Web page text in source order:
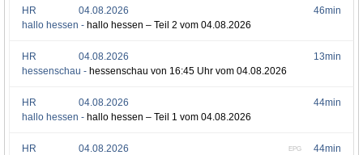
46min
HR
04.08.2026
hallo hessen - hallo hessen – Teil 2 vom 04.08.2026
13min
HR
04.08.2026
hessenschau - hessenschau von 16:45 Uhr vom 04.08.2026
44min
HR
04.08.2026
hallo hessen - hallo hessen – Teil 1 vom 04.08.2026
44min
EPG
HR
04.08.2026